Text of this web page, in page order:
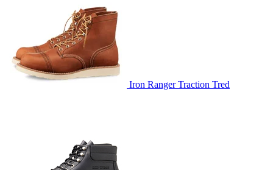
Iron Ranger Traction Tred